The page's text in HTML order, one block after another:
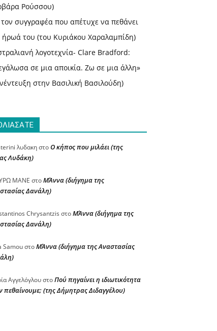
Ρούσσου)
τον συγγραφέα που απέτυχε να πεθάνει
ήρωά του (του Κυριάκου Χαραλαμπίδη)
λογοτεχνία- Clare Bradford:
σε μια αποικία. Ζω σε μια άλλη»
στην Βασιλική Βασιλούδη)
λυδακηστοΟ κήπος που μιλάει (της
Λυδάκη)
ΜΑΝΕ στοΜΆννα (διήγημα της
Δανάλη)
Chrysantzis στοΜΆννα (διήγημα της
Δανάλη)
SamouστοΜΆννα (διήγημα της Αναστασίας
ΑγγελόγλουστοΠού πηγαίνει η ιδιωτικότητα
πεθαίνουμε; (της Δήμητρας Διδαγγέλου)